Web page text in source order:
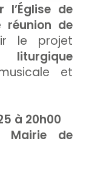
l’Église de
réunion de
le projet
liturgique
et
à 20h00
Mairie de